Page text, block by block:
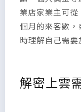
業店家業主可
個月的來客數
時理解自己需要
解密上雲